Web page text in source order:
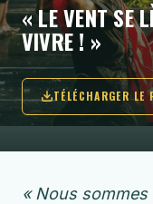
« LE VENT SE
VIVRE ! »
TÉLÉCHARGER LE
« Nous